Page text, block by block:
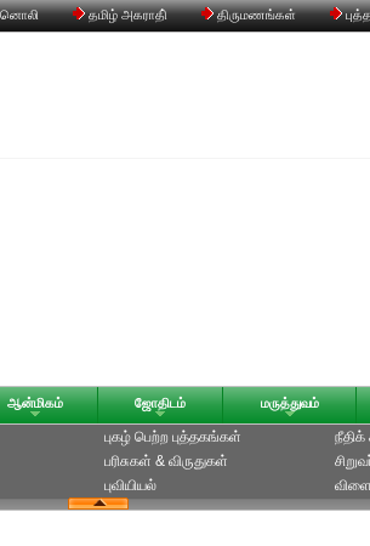
தமிழ் அகராதி் திருமணங்கள்
ஆன்மிகம் ஜோதிடம் மருத்துவம்
புகழ் பெற்ற புத்தகங்கள்
பரிசுகள் & விருதுகள்
புவியியல்